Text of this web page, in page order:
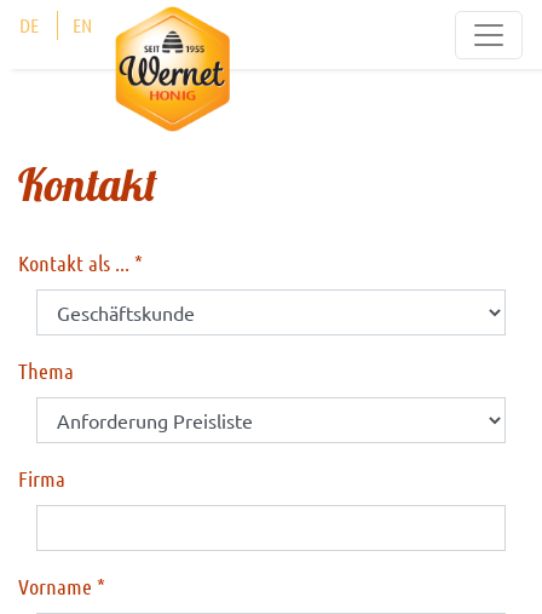
DE EN
Kontakt
Kontakt als ...
Thema
Firma
Vorname
Cookie-Einstellungen